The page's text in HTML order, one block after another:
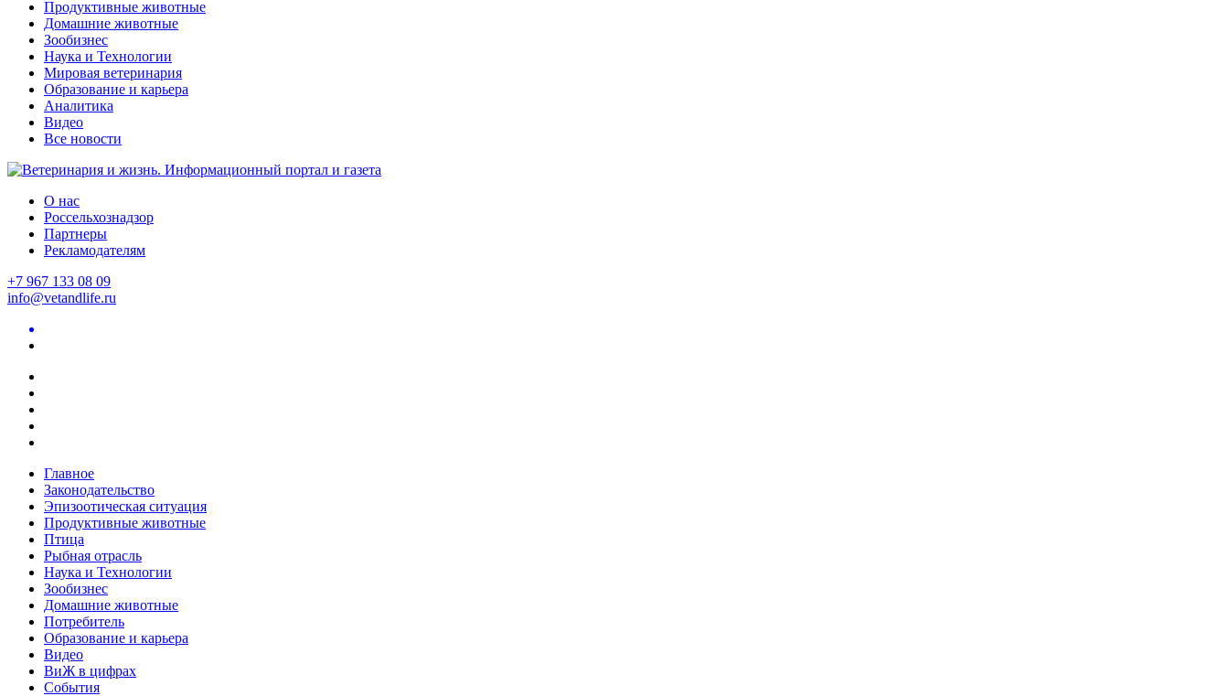
Продуктивные животные
Домашние животные
Зообизнес
Наука и Технологии
Мировая ветеринария
Образование и карьера
Аналитика
Видео
Все новости
О нас
Россельхознадзор
Партнеры
Рекламодателям
+7 967 133 08 09
info@vetandlife.ru
Главное
Законодательство
Эпизоотическая ситуация
Продуктивные животные
Птица
Рыбная отрасль
Наука и Технологии
Зообизнес
Домашние животные
Потребитель
Образование и карьера
Видео
ВиЖ в цифрах
События